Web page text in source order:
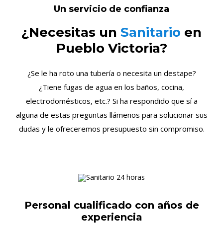
Un servicio de confianza
¿Necesitas un Sanitario en
Pueblo Victoria?
¿Se le ha roto una tubería o necesita un destape?
¿Tiene fugas de agua en los baños, cocina,
electrodomésticos, etc.? Si ha respondido que sí a
alguna de estas preguntas llámenos para solucionar sus
dudas y le ofreceremos presupuesto sin compromiso.
Personal cualificado con años de
experiencia